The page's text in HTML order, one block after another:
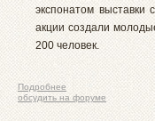
экспонатом выставки
акции создали
200 человек.
Подробнее
обсудить на форуме